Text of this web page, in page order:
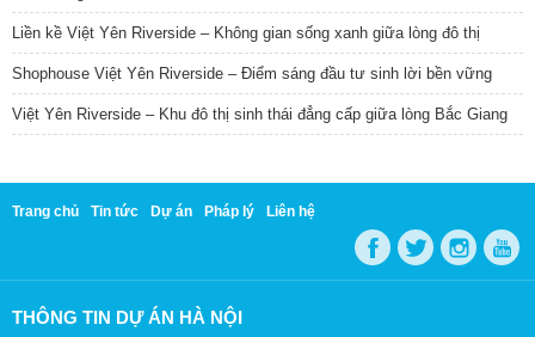
Liền kề Việt Yên Riverside – Không gian sống xanh giữa lòng đô thị
Shophouse Việt Yên Riverside – Điểm sáng đầu tư sinh lời bền vững
Việt Yên Riverside – Khu đô thị sinh thái đẳng cấp giữa lòng Bắc Giang
Trang chủ Tin tức Dự án Pháp lý Liên hệ
THÔNG TIN DỰ ÁN HÀ NỘI